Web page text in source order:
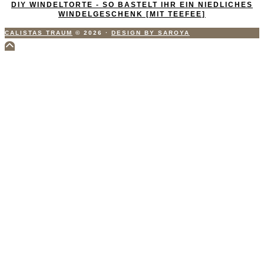
DIY WINDELTORTE - SO BASTELT IHR EIN NIEDLICHES
WINDELGESCHENK [MIT TEEFEE]
CALISTAS TRAUM © 2026 · DESIGN BY SAROYA
Scroll